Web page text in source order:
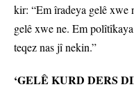
kir: “Em îradeya gelê xwe
gelê xwe ne. Em
teqez nas jî nekin.”
‘GELÊ KURD DERS